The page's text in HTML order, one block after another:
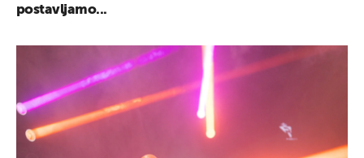
postavljamo...